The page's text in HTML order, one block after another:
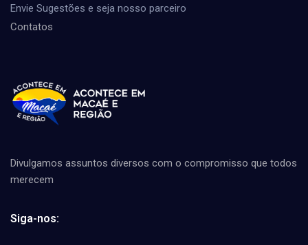
Envie Sugestões e seja nosso parceiro
Contatos
Divulgamos assuntos diversos com o compromisso que todos
merecem
Siga-nos: